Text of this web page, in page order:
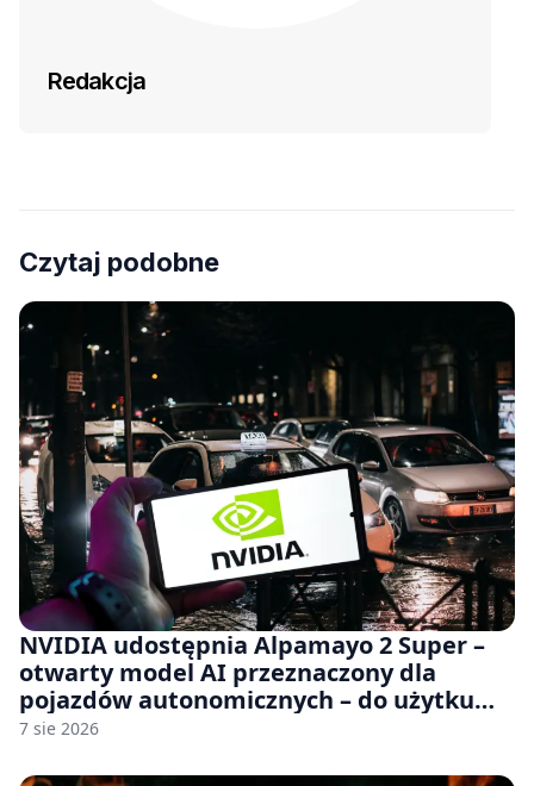
Redakcja
Czytaj podobne
NVIDIA udostępnia Alpamayo 2 Super –
otwarty model AI przeznaczony dla
pojazdów autonomicznych – do użytku
komercyjnego
7 sie 2026